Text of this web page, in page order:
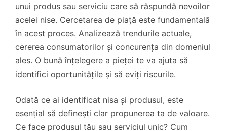
unui produs sau serviciu care să răspundă nevoilor
acelei nise. Cercetarea de piață este fundamentală
în acest proces. Analizează trendurile actuale,
cererea consumatorilor și concurența din domeniul
ales. O bună înțelegere a pieței te va ajuta să
identifici oportunitățile și să eviți riscurile.
Odată ce ai identificat nisa și produsul, este
esențial să definești clar propunerea ta de valoare.
Ce face produsul tău sau serviciul unic? Cum